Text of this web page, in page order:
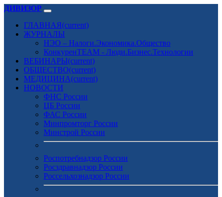
ДИВИЗОР
ГЛАВНАЯ(current)
ЖУРНАЛЫ
НЭО – Налоги.Экономика.Общество
КонкуренTEAM - Люди.Бизнес.Технологии
ВЕБИНАРЫ(current)
ОБЩЕСТВО(current)
МЕДИЦИНА(current)
НОВОСТИ
ФНС России
ЦБ России
ФАС России
Минпромторг России
Минстрой России
Роспотребнадзор России
Росздравнадзор России
Россельхознадзор России